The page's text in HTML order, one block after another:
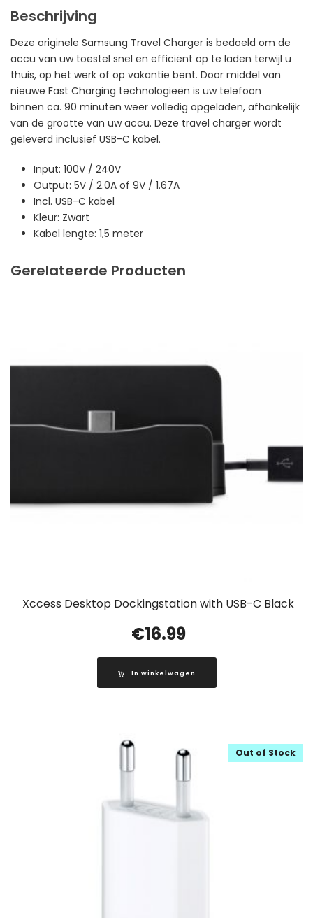
Beschrijving
Deze originele Samsung Travel Charger is bedoeld om de
accu van uw toestel snel en efficiënt op te laden terwijl u
thuis, op het werk of op vakantie bent. Door middel van
nieuwe Fast Charging technologieën is uw telefoon
binnen ca. 90 minuten weer volledig opgeladen, afhankelijk
van de grootte van uw accu. Deze travel charger wordt
geleverd inclusief USB-C kabel.
Input: 100V / 240V
Output: 5V / 2.0A of 9V / 1.67A
Incl. USB-C kabel
Kleur: Zwart
Kabel lengte: 1,5 meter
Gerelateerde Producten
Xccess Desktop Dockingstation with USB-C Black
€16.99
In winkelwagen
Out of Stock